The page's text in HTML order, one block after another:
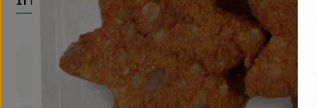
Produktinformationen